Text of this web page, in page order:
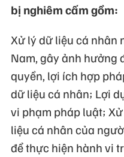
bị nghiêm cấm gồm:
Xử lý dữ liệu cá nhân
Nam, gây ảnh hưởng
quyền, lợi ích hợp
dữ liệu cá nhân; Lợi
vi phạm pháp luật;
liệu cá nhân của
để thực hiện hành vi